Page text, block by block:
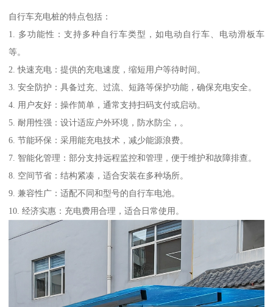
自行车充电桩的特点包括：
1. 多功能性：支持多种自行车类型，如电动自行车、电动滑板车
等。
2. 快速充电：提供的充电速度，缩短用户等待时间。
3. 安全防护：具备过充、过流、短路等保护功能，确保充电安全。
4. 用户友好：操作简单，通常支持扫码支付或启动。
5. 耐用性强：设计适应户外环境，防水防尘，。
6. 节能环保：采用能充电技术，减少能源浪费。
7. 智能化管理：部分支持远程监控和管理，便于维护和故障排查。
8. 空间节省：结构紧凑，适合安装在多种场所。
9. 兼容性广：适配不同和型号的自行车电池。
10. 经济实惠：充电费用合理，适合日常使用。